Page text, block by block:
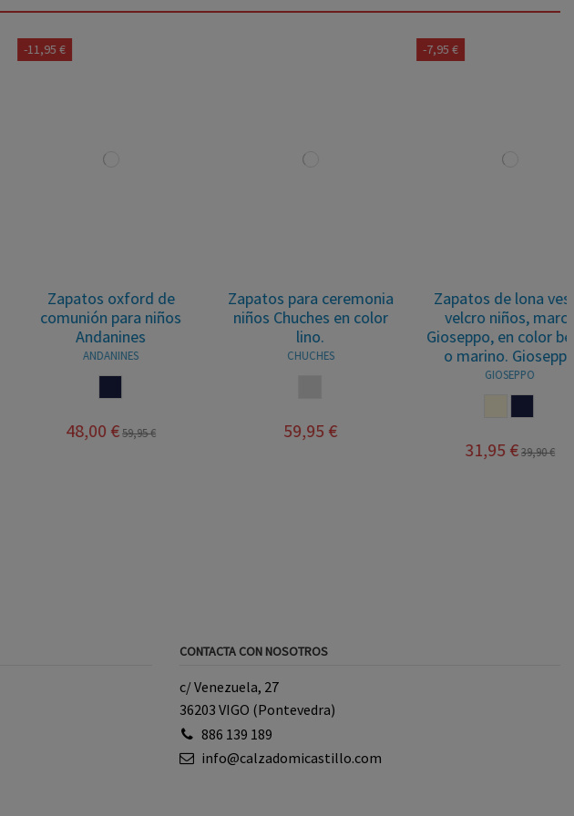
Zapatos oxford de
comunión para niños
Andanines
ANDANINES
48,00 €59,95 €
Zapatos para ceremonia
niños Chuches en color
59,95 €
Zapatos de lona vestir
velcro niños, marca
Gioseppo, en color beige
o marino. Gioseppo
31,95 €39,90 €
CONTACTA CON NOSOTROS
c/ Venezuela, 27
36203 VIGO (Pontevedra)
886 139 189
info@calzadomicastillo.com